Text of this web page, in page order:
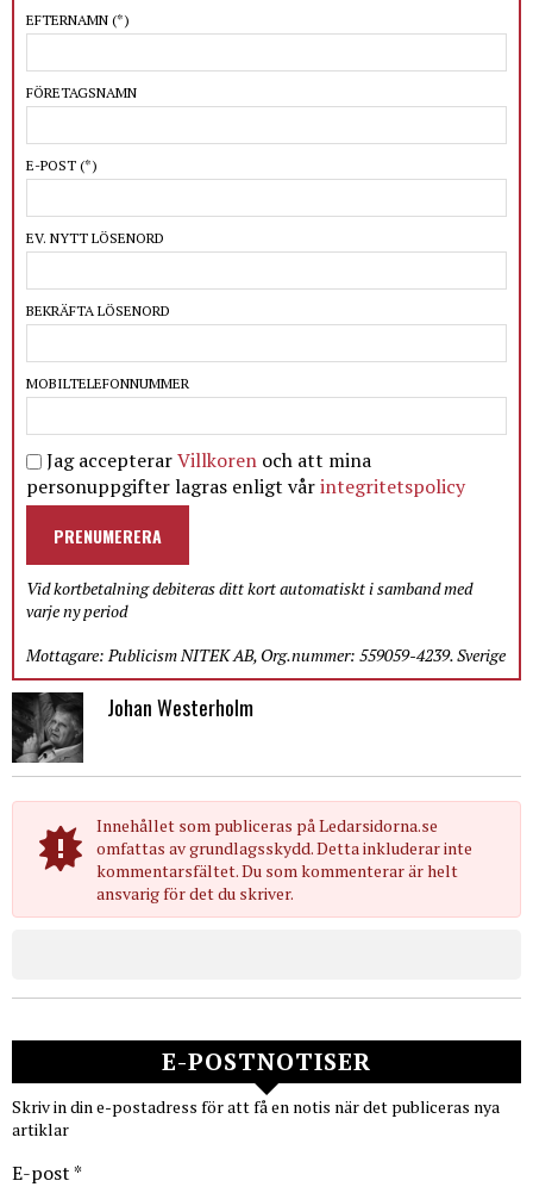
EFTERNAMN (*)
FÖRETAGSNAMN
E-POST (*)
EV. NYTT LÖSENORD
BEKRÄFTA LÖSENORD
MOBILTELEFONNUMMER
Jag accepterarVillkoren och att mina
personuppgifter lagras enligt vårintegritetspolicy
PRENUMERERA
Vid kortbetalning debiteras ditt kort automatiskt i samband med
varje ny period
Mottagare: Publicism NITEK AB, Org.nummer: 559059-4239. Sverige
Johan Westerholm
Innehållet som publiceras på Ledarsidorna.se
omfattas av grundlagsskydd. Detta inkluderar inte
kommentarsfältet. Du som kommenterar är helt
ansvarig för det du skriver.
E-POSTNOTISER
Skriv in din e-postadress för att få en notis när det publiceras nya
artiklar
E-post *